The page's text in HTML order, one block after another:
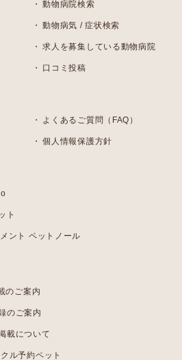
動物病院検索
動物病気 / 症状検索
求人を募集している動物病院
口コミ投稿
よくあるご質問（FAQ）
個人情報保護方針
ト
ント ペットノール
のご案内
のご案内
載について
ル予約ペット